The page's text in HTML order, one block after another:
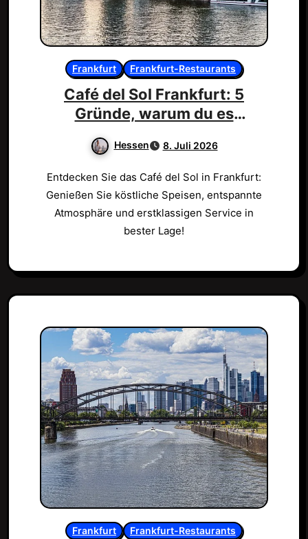
Frankfurt Frankfurt-Restaurants
Café del Sol Frankfurt: 5
Gründe, warum du es
Hessen 8. Juli 2026
Entdecken Sie das Café del Sol in Frankfurt:
Genießen Sie köstliche Speisen, entspannte
Atmosphäre und erstklassigen Service in
bester Lage!
Frankfurt Frankfurt-Restaurants